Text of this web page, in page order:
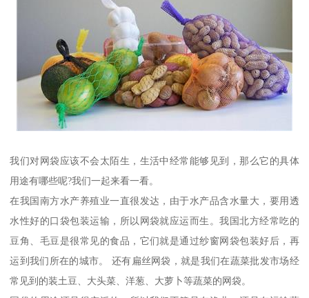
我们对网袋应该不会太陌生，生活中经常能够见到，那么它的具体
用途有哪些呢?我们一起来看一看。
在我国南方水产养殖业一直很发达，由于水产品含水量大，要用透
水性好的口袋包装运输，所以网袋就应运而生。我国北方经常吃的
豆角、毛豆是很常见的食品，它们就是通过纱窗网袋包装好后，再
运到我们所在的城市。 还有扁丝网袋，就是我们在蔬菜批发市场经
常见到的装土豆、大头菜、洋葱、大萝卜等蔬菜的网袋。